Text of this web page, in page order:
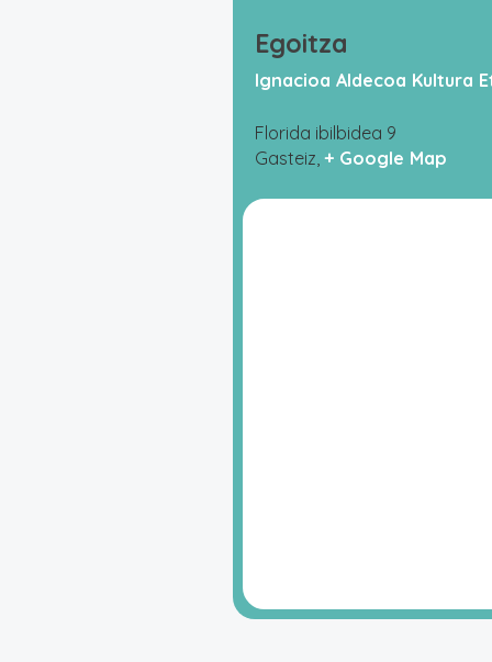
Egoitza
Ignacioa Aldecoa Kultura
Florida ibilbidea 9
Gasteiz, + Google Map